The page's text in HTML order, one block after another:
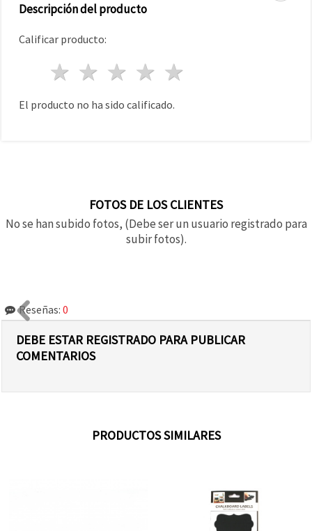
Descripción del producto
Calificar producto:
4 estrellas
3 estrellas
2 estrellas
1 estrella
El producto no ha sido calificado.
FOTOS DE LOS CLIENTES
No se han subido fotos, (Debe ser un usuario registrado para
subir fotos).
Reseñas: 0
DEBE ESTAR REGISTRADO PARA PUBLICAR
COMENTARIOS
PRODUCTOS SIMILARES